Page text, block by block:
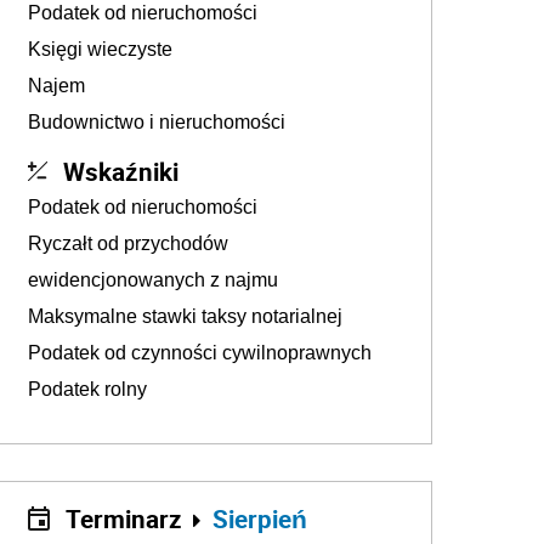
Podatek od nieruchomości
Księgi wieczyste
Najem
Budownictwo i nieruchomości
Wskaźniki
Podatek od nieruchomości
Ryczałt od przychodów
ewidencjonowanych z najmu
Maksymalne stawki taksy notarialnej
Podatek od czynności cywilnoprawnych
Podatek rolny
Terminarz Sierpień